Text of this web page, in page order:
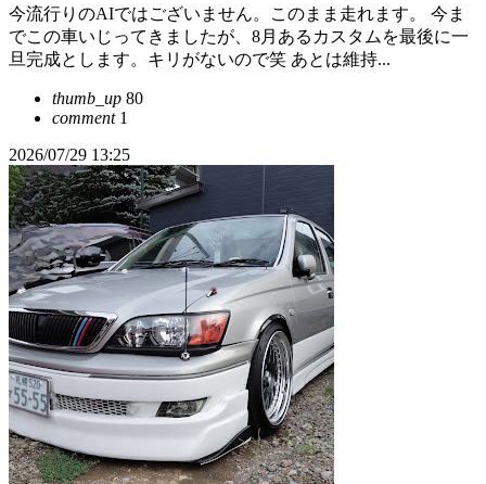
今流行りのAIではございません。このまま走れます。 今ま
でこの車いじってきましたが、8月あるカスタムを最後に一
旦完成とします。キリがないので笑 あとは維持...
thumb_up 80
comment1
2026/07/29 13:25